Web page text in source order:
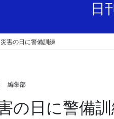
日
害の日に警備訓練
編集部
の日に警備